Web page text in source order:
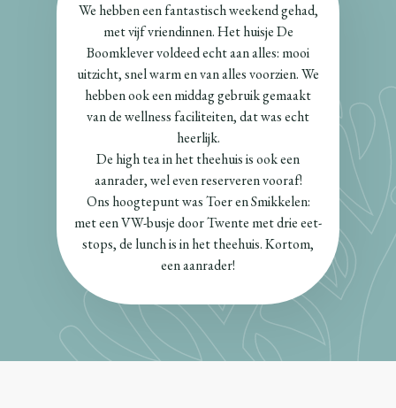
We hebben een fantastisch weekend gehad,
met vijf vriendinnen. Het huisje De
Boomklever voldeed echt aan alles: mooi
uitzicht, snel warm en van alles voorzien. We
hebben ook een middag gebruik gemaakt
van de wellness faciliteiten, dat was echt
heerlijk.
De high tea in het theehuis is ook een
aanrader, wel even reserveren vooraf!
Ons hoogtepunt was Toer en Smikkelen:
met een VW-busje door Twente met drie eet-
stops, de lunch is in het theehuis. Kortom,
een aanrader!